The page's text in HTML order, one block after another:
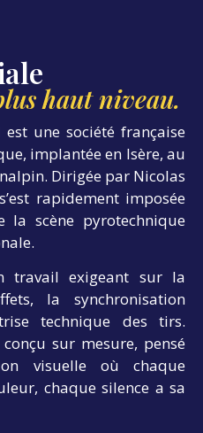
haut niveau.
une société française
implantée en Isère, au
Dirigée par Nicolas
rapidement imposée
la scène pyrotechnique
travail exigeant sur la
la synchronisation
technique des tirs.
sur mesure, pensé
visuelle où chaque
chaque silence a sa